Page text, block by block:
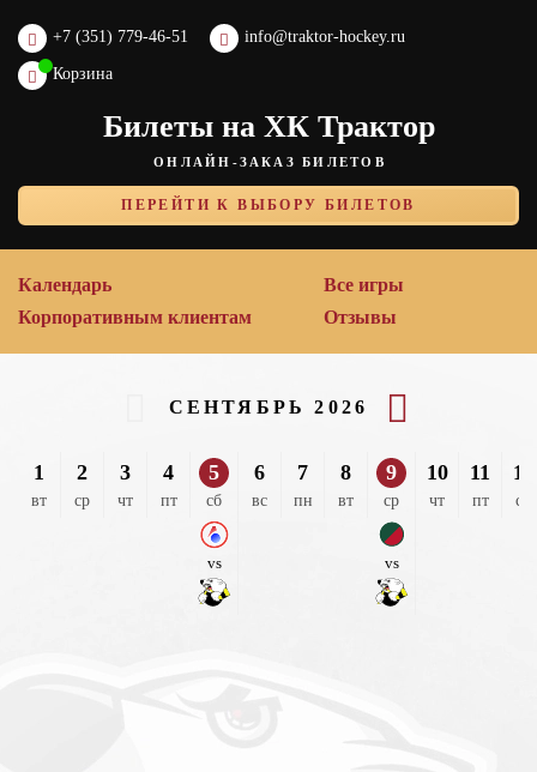
+7 (351) 779-46-51
info@traktor-hockey.ru
Корзина
Билеты на ХК Трактор
ОНЛАЙН-ЗАКАЗ БИЛЕТОВ
ПЕРЕЙТИ К ВЫБОРУ БИЛЕТОВ
Календарь
Все игры
Корпоративным клиентам
Отзывы
СЕНТЯБРЬ 2026
1
вт
2
ср
3
чт
4
пт
5
сб
vs
6
вс
7
пн
8
вт
9
ср
vs
10
чт
11
пт
12
сб